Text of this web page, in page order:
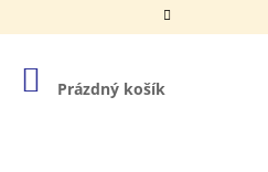
NÁKUPNÍ
KOŠÍK
Prázdný košík